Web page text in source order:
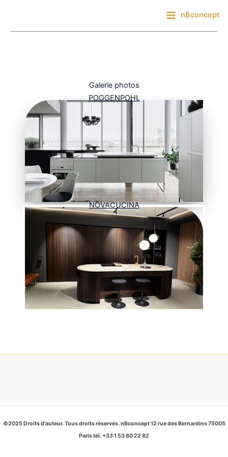
contenu
nBconcept
Galerie photos
POGGENPOHL
NOVACUCINA
©2025 Droits d'auteur. Tous droits réservés. nBconcept 12 rue des Bernardins 75005
Paris tél. +33 1 53 60 22 82